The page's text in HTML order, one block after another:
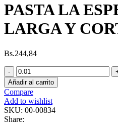
PASTA LA
LARGA Y
Bs.244,84
PASTA
LA
ESPECIAL
LARGA
Y
CORTA
Añadir al carrito
Compare
Add to wishlist
SKU: 00-00834
Share: